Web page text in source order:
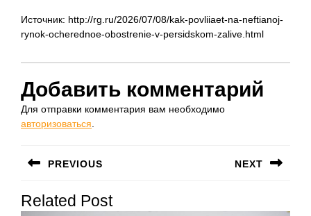
Источник: http://rg.ru/2026/07/08/kak-povliiaet-na-neftianoj-
rynok-ocherednoe-obostrenie-v-persidskom-zalive.html
Добавить комментарий
Для отправки комментария вам необходимо
авторизоваться
по
записям
PREVIOUS
запись:
NEXT
запись:
Related Post